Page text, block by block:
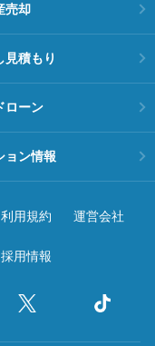
売却
見積もり
ローン
ョン情報
利用規約 運営会社
採用情報